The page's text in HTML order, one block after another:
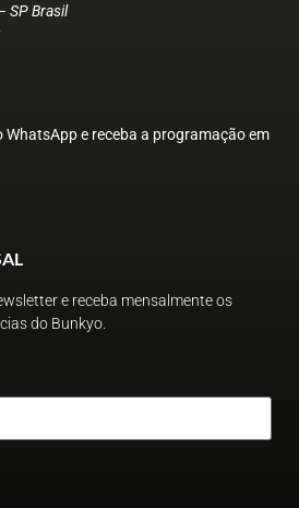
SP Brasil
WhatsApp e receba a programação em
e receba mensalmente os
do Bunkyo.